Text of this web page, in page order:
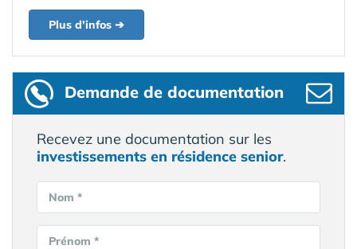
Plus d'infos ➔
Demande de documentation
Recevez une documentation sur les
investissements en résidence senior.
Nom *
Prénom *